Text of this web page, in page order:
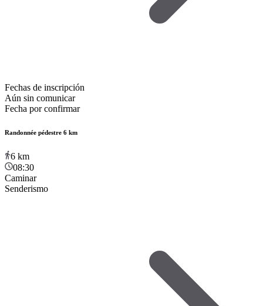
Fechas de inscripción
Aún sin comunicar
Fecha por confirmar
Randonnée pédestre 6 km
6 km
08:30
Caminar
Senderismo